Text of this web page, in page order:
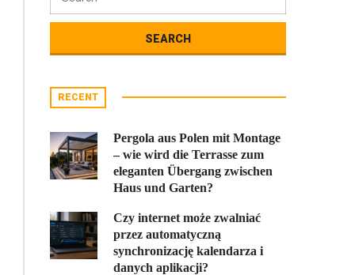
RECENT
Pergola aus Polen mit Montage
– wie wird die Terrasse zum
eleganten Übergang zwischen
Haus und Garten?
Czy internet może zwalniać
przez automatyczną
synchronizację kalendarza i
danych aplikacji?